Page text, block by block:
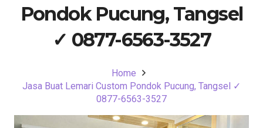
Pondok Pucung, Tangsel
✓ 0877-6563-3527
Home
Jasa Buat Lemari Custom Pondok Pucung, Tangsel ✓
0877-6563-3527